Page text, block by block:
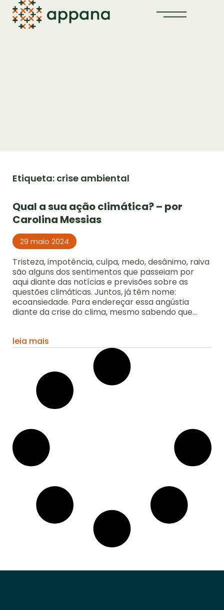
Etiqueta: crise ambiental
Qual a sua ação climática? – por
Carolina Messias
29 maio 2024
Tristeza, impotência, culpa, medo, desânimo, raiva
são alguns dos sentimentos que passeiam por
aqui diante das notícias e previsões sobre as
questões climáticas. Juntos, já têm nome:
ecoansiedade. Para endereçar essa angústia
diante da crise do clima, mesmo sabendo que...
leia mais